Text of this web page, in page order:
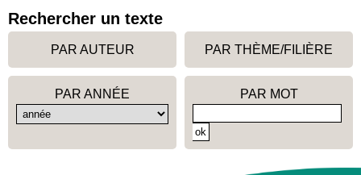
Rechercher un texte
PAR AUTEUR PAR THÈME/FILIÈRE
PAR ANNÉE PAR MOT